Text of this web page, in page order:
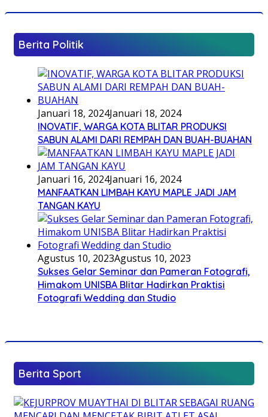
Berita Politik
Januari 18, 2024Januari 18, 2024
INOVATIF, WARGA KOTA BLITAR PRODUKSI
SABUN ALAMI DARI REMPAH DAN BUAH-BUAHAN
Januari 16, 2024Januari 16, 2024
MANFAATKAN LIMBAH KAYU MAPLE JADI JAM
TANGAN KAYU
Agustus 10, 2023Agustus 10, 2023
Sukses Gelar Seminar dan Pameran Fotografi,
Himakom UNISBA Blitar Hadirkan Praktisi
Fotografi Wedding dan Studio
Berita Sport